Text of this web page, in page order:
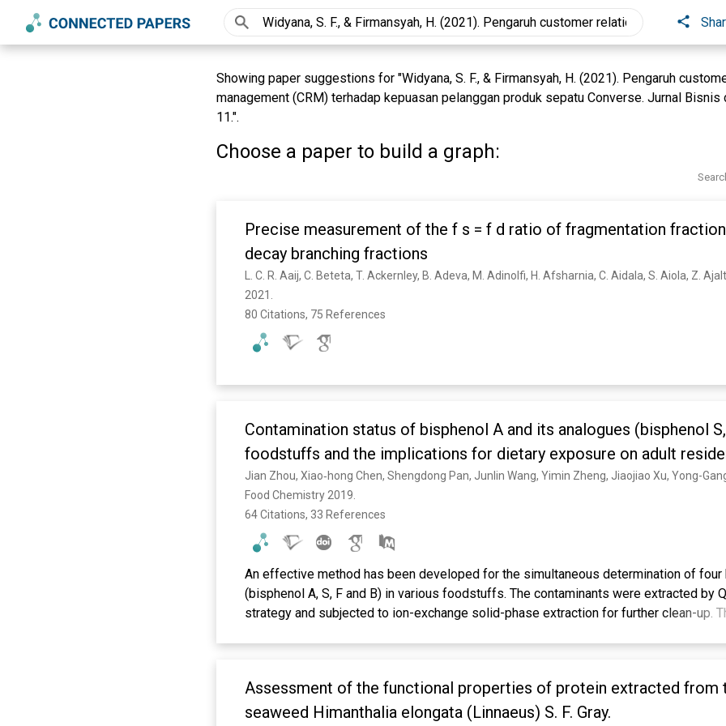
Showing paper suggestions for "Widyana, S. F., & Firmansyah, H. (2021). Pengaruh
management (CRM) terhadap kepuasan pelanggan produk sepatu Converse. Jurnal Bisnis
11.".
Choose a paper to build a graph:
Precise measurement of the f s = f d ratio of fragmentation
decay branching fractions
2021.
80 Citations, 75 References
Contamination status of bisphenol A and its analogues (bisphenol
foodstuffs and the implications for dietary exposure on adult
Province.
Food Chemistry 2019.
64 Citations, 33 References
An effective method has been developed for the simultaneous determination of four
(bisphenol A, S, F and B) in various foodstuffs. The contaminants were extracted by
strategy and subjected to ion-exchange solid-phase extraction for further clean-up.
samples. Bisphenol A was demonstrated to be the predominant bisphenol with
(79.7%) and average concentration (14.3 μg/kg). The positive rates (mean
Assessment of the functional properties of protein extracted from
seaweed Himanthalia elongata (Linnaeus) S. F. Gray.